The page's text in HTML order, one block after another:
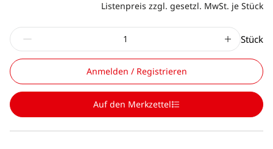
Listenpreis zzgl. gesetzl. MwSt. je Stück
Stück
Anmelden / Registrieren
Auf den Merkzettel